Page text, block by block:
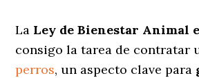
La Ley de Bienestar Animal
consigo la tarea de contratar
perros, un aspecto clave para